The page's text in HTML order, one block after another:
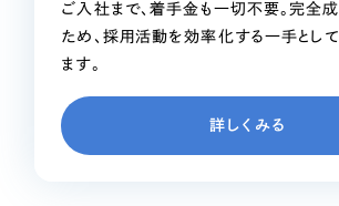
ご入社まで、着手金も一切不要。完全
ため、採用活動を効率化する一手とし
ます。
詳しくみる